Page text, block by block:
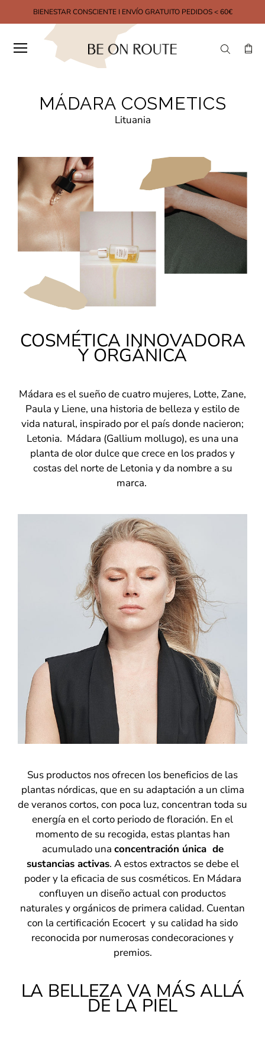
BIENESTAR CONSCIENTE I ENVÍO GRATUITO PEDIDOS < 60€
MÁDARA COSMETICS
Lituania
COSMÉTICA INNOVADORA
Y ORGÁNICA
Mádara es el sueño de cuatro mujeres, Lotte, Zane,
Paula y Liene, una historia de belleza y estilo de
vida natural, inspirado por el país donde nacieron;
Letonia. Mádara (Gallium mollugo), es una una
planta de olor dulce que crece en los prados y
costas del norte de Letonia y da nombre a su
marca.
Sus productos nos ofrecen los beneficios de las
plantas nórdicas, que en su adaptación a un clima
de veranos cortos, con poca luz, concentran toda su
energía en el corto periodo de floración. En el
momento de su recogida, estas plantas han
acumulado una concentración única de
sustancias activas. A estos extractos se debe el
poder y la eficacia de sus cosméticos. En Mádara
confluyen un diseño actual con productos
naturales y orgánicos de primera calidad. Cuentan
con la certificación Ecocert y su calidad ha sido
reconocida por numerosas condecoraciones y
premios.
LA BELLEZA VA MÁS ALLÁ
DE LA PIEL